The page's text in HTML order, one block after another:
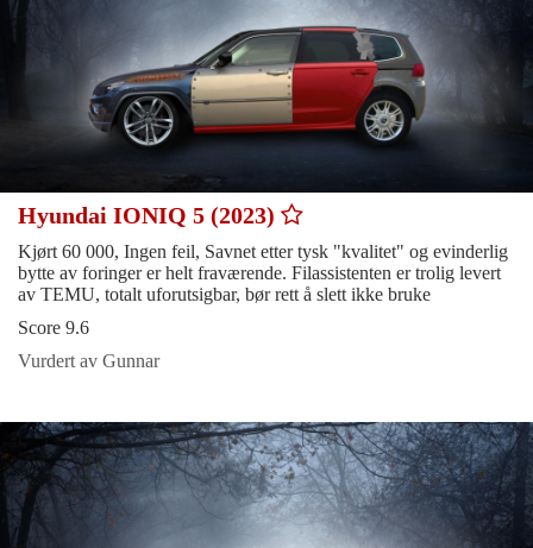
Hyundai IONIQ 5 (2023)
Kjørt 60 000, Ingen feil, Savnet etter tysk "kvalitet" og evinderlig
bytte av foringer er helt fraværende. Filassistenten er trolig levert
av TEMU, totalt uforutsigbar, bør rett å slett ikke bruke
Score 9.6
Vurdert av Gunnar